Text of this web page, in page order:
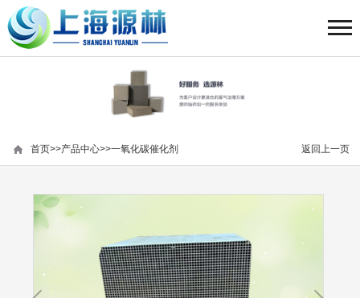
返回上一页
首页>>产品中心>>一氧化碳催化剂